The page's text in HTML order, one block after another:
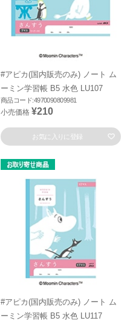
#アピカ(国内販売のみ) ノート ム
ーミン学習帳 B5 水色 LU107
商品コード:4970090809981
小売価格 ¥210
お気に入りに登録
#アピカ(国内販売のみ) ノート ム
ーミン学習帳 B5 水色 LU117